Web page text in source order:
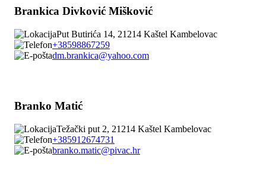
Brankica Divković Mišković
Put Butirića 14, 21214 Kaštel Kambelovac
+38598867259
dm.brankica@yahoo.com
Branko Matić
Težački put 2, 21214 Kaštel Kambelovac
+385912674731
branko.matic@pivac.hr